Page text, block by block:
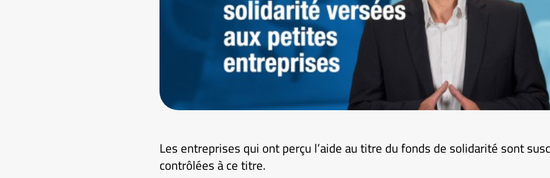
Les entreprises qui ont perçu l’aide au titre du fonds de solidarité sont
contrôlées à ce titre.